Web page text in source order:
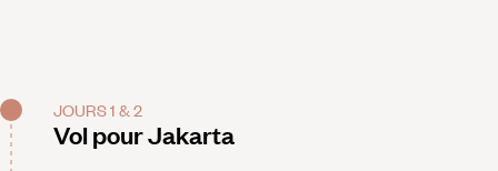
JOURS 1 & 2
Vol pour Jakarta